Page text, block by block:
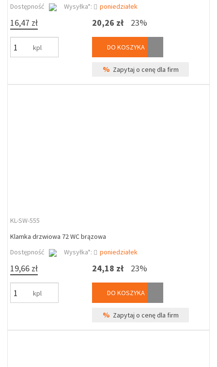
Dostępność Wysyłka*: poniedziałek
16,47 zł
kpl
20,26 zł 23%
DO KOSZYKA
% Zapytaj o cenę dla firm
KL-SW-555
Klamka drzwiowa 72 WC brązowa
Dostępność
Wysyłka*: poniedziałek
19,66 zł
kpl
24,18 zł 23%
DO KOSZYKA
% Zapytaj o cenę dla firm